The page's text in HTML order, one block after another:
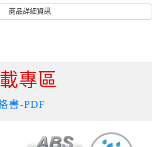
商品詳細資訊
專區
書-PDF